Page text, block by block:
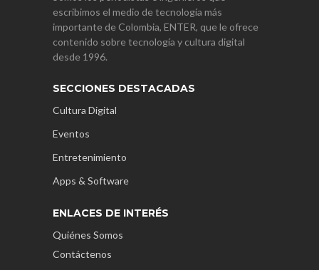
escribimos el medio de tecnología más
importante de Colombia, ENTER, que le ofrece
contenido sobre tecnología y cultura digital
desde 1996.
SECCIONES DESTACADAS
Cultura Digital
Eventos
Entretenimiento
Apps & Software
ENLACES DE INTERÉS
Quiénes Somos
Contáctenos